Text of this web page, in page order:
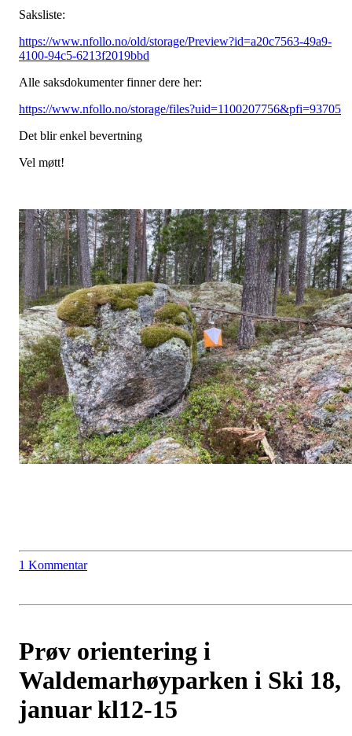
Saksliste:
https://www.nfollo.no/old/storage/Preview?id=a20c7563-49a9-
4100-94c5-6213f2019bbd
Alle saksdokumenter finner dere her:
https://www.nfollo.no/storage/files?uid=1100207756&pfi=93705
Det blir enkel bevertning
Vel møtt!
1 Kommentar
Prøv orientering i
Waldemarhøyparken i Ski 18,
januar kl12-15